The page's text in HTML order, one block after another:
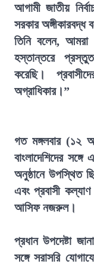
আগামী জাতীয়
সরকার অঙ্গীকারবদ্ধ
তিনি বলেন, আমরা
হস্তান্তরে
করেছি।
অগ্রাধিকার।”
গত মঙ্গলবার (১২
বাংলাদেশিদের
অনুষ্ঠানে উপস্থিত
এবং প্রবাসী কল্যাণ
আসিফ নজরুল।
প্রধান উপদেষ্টা
সঙ্গে সরাসরি